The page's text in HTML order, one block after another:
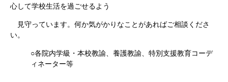
心して学校生活を過ごせるよう
見守っています。何か気がかりなことがあればご相談くださ
い。
○各院内学級・本校教諭、養護教諭、特別支援教育コーデ
ィネーター等